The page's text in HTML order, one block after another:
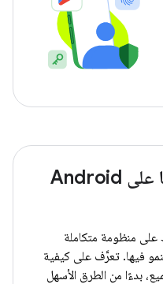
معًا لإنشاء بيئة أكثر أمانًا على Android
على منظومة متكاملة
فيها. تعرَّف على كيفية
بدءًا من الطرق الأسهل